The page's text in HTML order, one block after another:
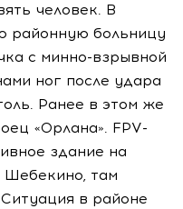
человек. В
районную больницу
с минно-взрывной
ног после удара
Ранее в этом же
«Орлана». FPV-
здание на
Шебекино, там
в районе